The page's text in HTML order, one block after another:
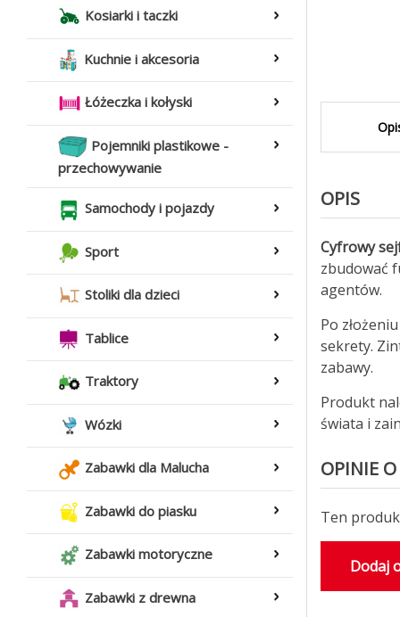
Kosiarki i taczki
Kuchnie i akcesoria
Łóżeczka i kołyski
Pojemniki plastikowe -
przechowywanie
Samochody i pojazdy
Sport
Stoliki dla dzieci
Tablice
Traktory
Wózki
Zabawki dla Malucha
Zabawki do piasku
Zabawki motoryczne
Zabawki z drewna
OPIS
Cyfrowy
zbudować
agentów.
Po
sekrety.
zabawy.
Produkt
świata i
OPINIE
Ten
Dodaj